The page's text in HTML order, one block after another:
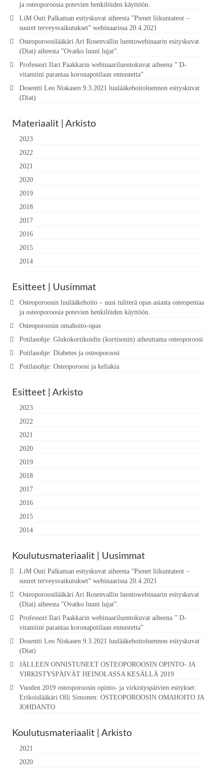
ja osteoporoosia potevien henkilöiden käyttöön.
LiM Outi Palkaman esityskuvat aiheesta ”Pienet liikuntateot –
suuret terveysvaikutukset” webinaarissa 20.4.2021
Osteoporoosilääkäri Ari Rosenvallin luentowebinaarin esityskuvat
(Diat) aiheesta ”Ovatko luuni lujat”.
Professori Ilari Paakkarin webinaariluentokuvat aiheena ” D-
vitamiini parantaa koronapotilaan ennustetta”
Dosentti Leo Niskasen 9.3.2021 luulääkehoitoluennon esityskuvat
(Diat)
Materiaalit | Arkisto
2023
2022
2021
2020
2019
2018
2017
2016
2015
2014
Esitteet | Uusimmat
Osteoporoosin luulääkehoito – uusi tuliterä opas asiasta osteopeniaa
ja osteoporoosia potevien henkilöiden käyttöön.
Osteoporoosin omahoito-opas
Potilasohje: Glukokortikoidin (kortisonin) aiheuttama osteoporoosi
Potilasohje: Diabetes ja osteoporoosi
Potilasohje: Osteoporoosi ja keliakia
Esitteet | Arkisto
2023
2022
2021
2020
2019
2018
2017
2016
2015
2014
Koulutusmateriaalit | Uusimmat
LiM Outi Palkaman esityskuvat aiheesta ”Pienet liikuntateot –
suuret terveysvaikutukset” webinaarissa 20.4.2021
Osteoporoosilääkäri Ari Rosenvallin luentowebinaarin esityskuvat
(Diat) aiheesta ”Ovatko luuni lujat”.
Professori Ilari Paakkarin webinaariluentokuvat aiheena ” D-
vitamiini parantaa koronapotilaan ennustetta”
Dosentti Leo Niskasen 9.3.2021 luulääkehoitoluennon esityskuvat
(Diat)
JÄLLEEN ONNISTUNEET OSTEOPOROOSIN OPINTO- JA
VIRKISTYSPÄIVÄT HEINOLASSA KESÄLLÄ 2019
Vuoden 2019 osteoporoosin opinto- ja virkistyspäivien esitykset:
Erikoislääkäri Olli Simonen: OSTEOPOROOSIN OMAHOITO JA
JOHDANTO
Koulutusmateriaalit | Arkisto
2021
2020